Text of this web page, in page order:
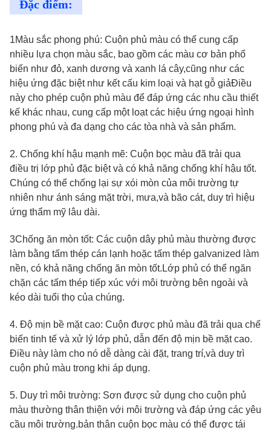
Đặc điểm:
1Màu sắc phong phú: Cuộn phủ màu có thể cung cấp
nhiều lựa chọn màu sắc, bao gồm các màu cơ bản phổ
biến như đỏ, xanh dương và xanh lá cây,cũng như các
hiệu ứng đặc biệt như kết cấu kim loại và hạt gỗ giảĐiều
này cho phép cuộn phủ màu để đáp ứng các nhu cầu thiết
kế khác nhau, cung cấp một loạt các hiệu ứng ngoại hình
phong phú và đa dạng cho các tòa nhà và sản phẩm.
2. Chống khí hậu mạnh mẽ: Cuộn bọc màu đã trải qua
điều trị lớp phủ đặc biệt và có khả năng chống khí hậu tốt.
Chúng có thể chống lại sự xói mòn của môi trường tự
nhiên như ánh sáng mặt trời, mưa,và bão cát, duy trì hiệu
ứng thẩm mỹ lâu dài.
3Chống ăn mòn tốt: Các cuộn dây phủ màu thường được
làm bằng tấm thép cán lạnh hoặc tấm thép galvanized làm
nền, có khả năng chống ăn mòn tốt.Lớp phủ có thể ngăn
chặn các tấm thép tiếp xúc với môi trường bên ngoài và
kéo dài tuổi thọ của chúng.
4. Độ mịn bề mặt cao: Cuộn được phủ màu đã trải qua chế
biến tinh tế và xử lý lớp phủ, dẫn đến độ mịn bề mặt cao.
Điều này làm cho nó dễ dàng cài đặt, trang trí,và duy trì
cuộn phủ màu trong khi áp dụng.
5. Duy trì môi trường: Sơn được sử dụng cho cuộn phủ
màu thường thân thiện với môi trường và đáp ứng các yêu
cầu môi trường.bản thân cuộn bọc màu có thể được tái